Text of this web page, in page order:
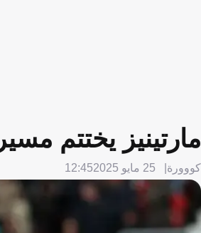
مارتينيز يختتم
كووورة 25 مايو 2025 12:45